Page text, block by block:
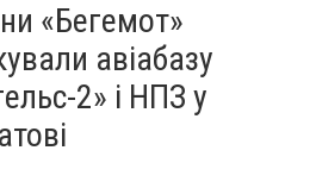
«Бегемот»
авіабазу
2» і НПЗ у